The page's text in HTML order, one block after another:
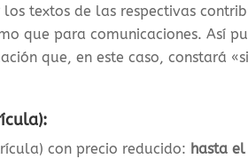
textos de las respectivas
que para comunicaciones. Así
que, en este caso, constará
con precio reducido: hasta